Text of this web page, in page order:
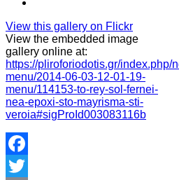
View this gallery on Flickr
View the embedded image
gallery online at:
https://pliroforiodotis.gr/index.php/
menu/2014-06-03-12-01-19-
menu/114153-to-rey-sol-fernei-
nea-epoxi-sto-mayrisma-sti-
veroia#sigProId003083116b
Facebook